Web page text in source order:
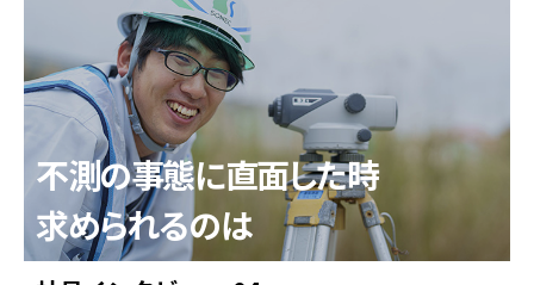
不測の事態に直面した時
求められるのは